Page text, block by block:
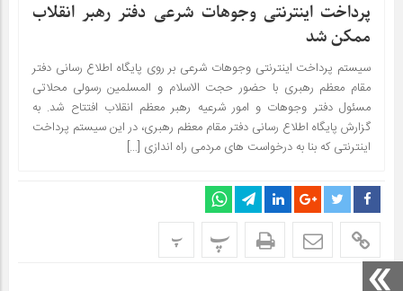
پرداخت اینترنتی وجوهات شرعی دفتر رهبر انقلاب
ممکن شد
سیستم پرداخت اینترنتی وجوهات شرعی بر روی پایگاه اطلاع رسانی دفتر
مقام معظم رهبری با حضور حجت الاسلام و المسلمین رسولی محلاتی
مسئول دفتر وجوهات و امور شرعیه رهبر معظم انقلاب افتتاح شد. به
گزارش پایگاه اطلاع رسانی دفتر مقام معظم رهبری، در این سیستم پرداخت
اینترنتی که بنا به درخواست های مردمی راه اندازی […]
پ پ